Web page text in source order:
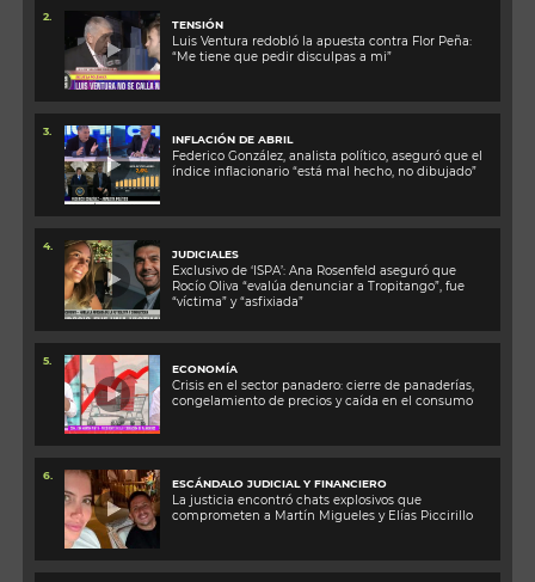
2.
TENSIÓN
Luis Ventura redobló la apuesta contra Flor Peña:
“Me tiene que pedir disculpas a mi”
3.
INFLACIÓN DE ABRIL
Federico González, analista político, aseguró que el
índice inflacionario “está mal hecho, no dibujado”
4.
JUDICIALES
Exclusivo de ‘ISPA’: Ana Rosenfeld aseguró que
Rocío Oliva “evalúa denunciar a Tropitango”, fue
“víctima” y “asfixiada”
5.
ECONOMÍA
Crisis en el sector panadero: cierre de panaderías,
congelamiento de precios y caída en el consumo
6.
ESCÁNDALO JUDICIAL Y FINANCIERO
La justicia encontró chats explosivos que
comprometen a Martín Migueles y Elías Piccirillo